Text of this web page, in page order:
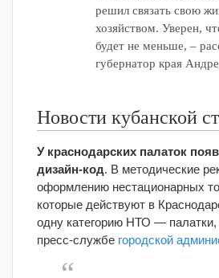
решил связать свою
хозяйством. Уверен,
будет не меньше, –
губернатор края
Новости кубанской
У краснодарских палаток
дизайн-код. В методические
оформлению нестационарных
которые действуют в
одну категорию НТО —
пресс-службе городской